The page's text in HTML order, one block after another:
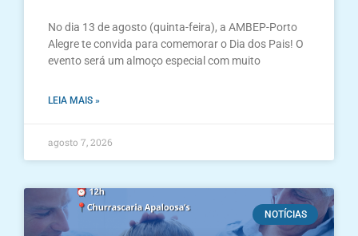
No dia 13 de agosto (quinta-feira), a AMBEP-Porto
Alegre te convida para comemorar o Dia dos Pais! O
evento será um almoço especial com muito
LEIA MAIS »
agosto 7, 2026
NOTÍCIAS